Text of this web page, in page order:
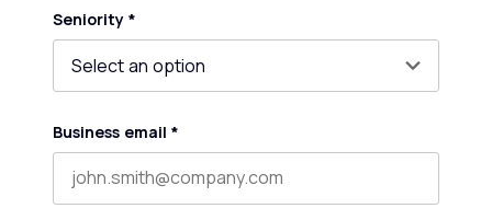
Seniority *
Business email *